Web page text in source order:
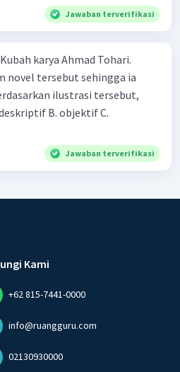
Jawaban terverifikasi
karya Ahmad Tohari.
novel tersebut sehingga ia
objektif C.
Jawaban terverifikasi
Kami
+62 815-7441-0000
info@ruangguru.com
02130930000